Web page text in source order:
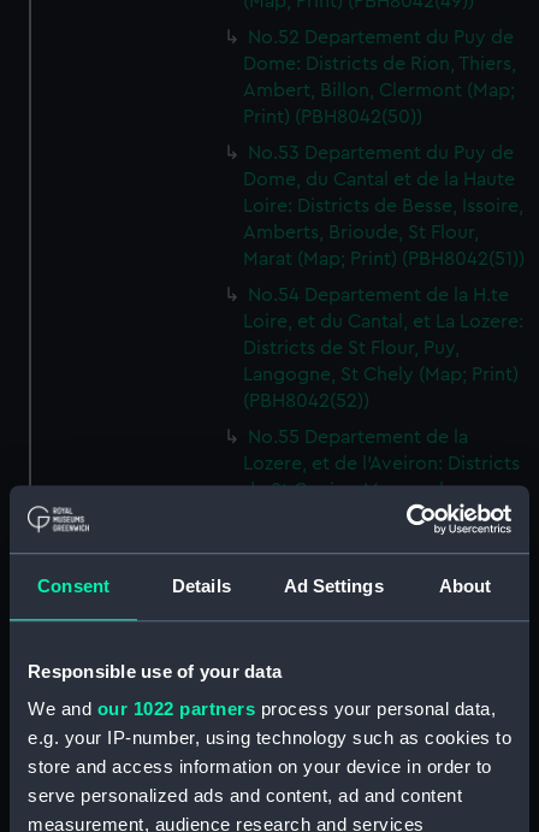
Consent Details Ad Settings About
Responsible use of your data
We and our 1022 partners process your personal data,
e.g. your IP-number, using technology such as cookies to
store and access information on your device in order to
serve personalized ads and content, ad and content
measurement, audience research and services
No.52 Departement du Puy de
Dome: Districts de Rion, Thiers,
Ambert, Billon, Clermont (Map;
Print) (PBH8042(50))
No.53 Departement du Puy de
Dome, du Cantal et de la Haute
Loire: Districts de Besse, Issoire,
Amberts, Brioude, St Flour,
Marat (Map; Print) (PBH8042(51))
No.54 Departement de la H.te
Loire, et du Cantal, et La Lozere:
Districts de St Flour, Puy,
Langogne, St Chely (Map; Print)
(PBH8042(52))
No.55 Departement de la
Lozere, et de l'Aveiron: Districts
de St Genies, Maruegals,
Mende, Florac, Meyrveis,
No.57 Departement de
l'Herault: Districts de Lodeve,
Bezier, St Pons (Map; Print)
(PBH8042(55))